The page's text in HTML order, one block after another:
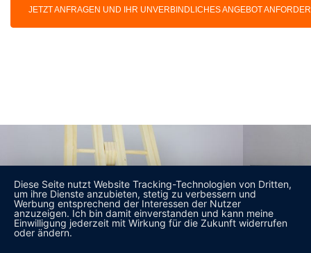
JETZT ANFRAGEN UND IHR UNVERBINDLICHES ANGEBOT
Diese Seite nutzt Website Tracking-Technologien von Dritten,
um ihre Dienste anzubieten, stetig zu verbessern und
Werbung entsprechend der Interessen der Nutzer
anzuzeigen. Ich bin damit einverstanden und kann meine
Einwilligung jederzeit mit Wirkung für die Zukunft widerrufen
oder ändern.